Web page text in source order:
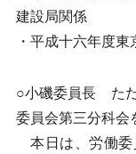
建設局関係
・平成十六年度東
○小磯委員長 ただ
委員会第三分科会
本日は、労働委